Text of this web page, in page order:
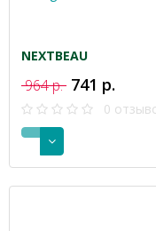
NEXTBEAU
964 р. 741 р.
0